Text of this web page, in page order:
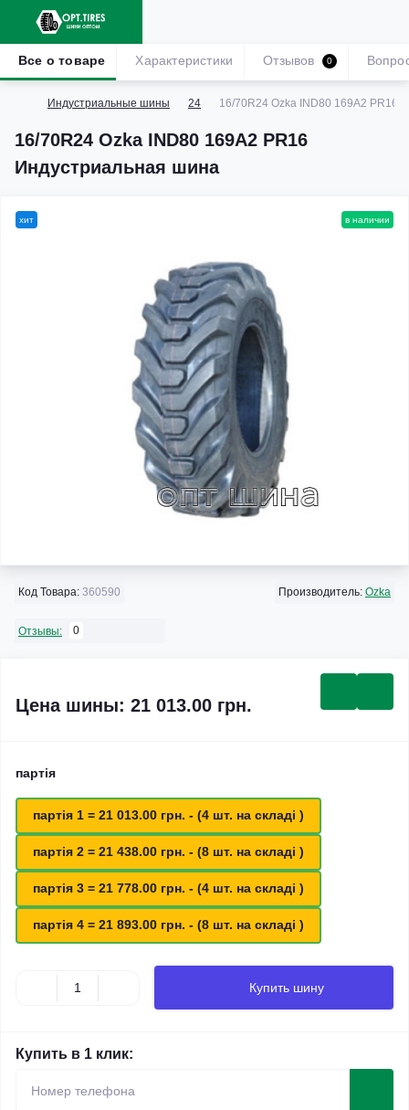
Индустриальные шины 24 16/70R24 Ozka IND80 169A2 PR16
16/70R24 Ozka IND80 169A2 PR16
Индустриальная шина
Все о товаре Характеристики Отзывов 0
хит в наличии
Код Товара: 360590 Производитель: Ozka
Отзывы: 0
Цена шины: 21 013.00 грн.
партія
партія 1 = 21 013.00 грн. - (4 шт. на складі )
партія 2 = 21 438.00 грн. - (8 шт. на складі )
партія 3 = 21 778.00 грн. - (4 шт. на складі )
партія 4 = 21 893.00 грн. - (8 шт. на складі )
Купить шину
Купить в 1 клик: